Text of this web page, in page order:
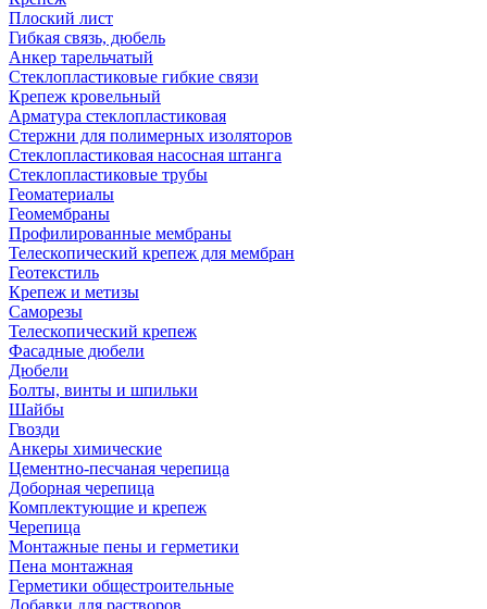
Плоский лист
Гибкая связь, дюбель
Анкер тарельчатый
Стеклопластиковые гибкие связи
Крепеж кровельный
Арматура стеклопластиковая
Стержни для полимерных изоляторов
Стеклопластиковая насосная штанга
Стеклопластиковые трубы
Геоматериалы
Геомембраны
Профилированные мембраны
Телескопический крепеж для мембран
Геотекстиль
Крепеж и метизы
Саморезы
Телескопический крепеж
Фасадные дюбели
Дюбели
Болты, винты и шпильки
Шайбы
Гвозди
Анкеры химические
Цементно-песчаная черепица
Доборная черепица
Комплектующие и крепеж
Черепица
Монтажные пены и герметики
Пена монтажная
Герметики общестроительные
Добавки для растворов